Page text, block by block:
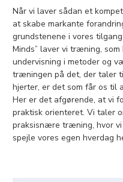
Når vi laver sådan et
at skabe markante
grundstenene i vores tilgang
Minds” laver vi træning,
undervisning i metoder og
træningen på det, der taler
hjerter, er det som får os til
Her er det afgørende, at vi
praktisk orienteret. Vi taler
praksisnære træning, hvor
spejle vores egen hverdag